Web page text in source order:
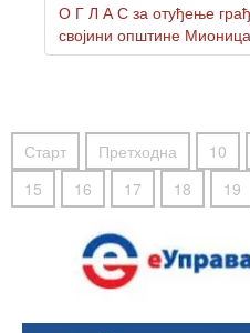
О Г Л А С за отуђење
својини општине
Старт Претходна 10
15
16 17 18 19